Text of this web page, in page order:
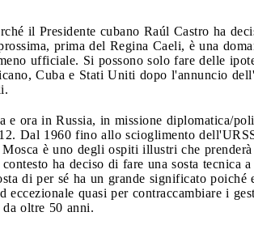
il Presidente cubano Raúl Castro ha
prima del Regina Caeli, è una
ufficiale. Si possono solo fare delle
Cuba e Stati Uniti dopo l'annuncio
ora in Russia, in missione diplomatica/
Dal 1960 fino allo scioglimento
è uno degli ospiti illustri che
ha deciso di fare una sosta tecnica
di per sé ha un grande significato
eccezionale quasi per contraccambiare i
oltre 50 anni.